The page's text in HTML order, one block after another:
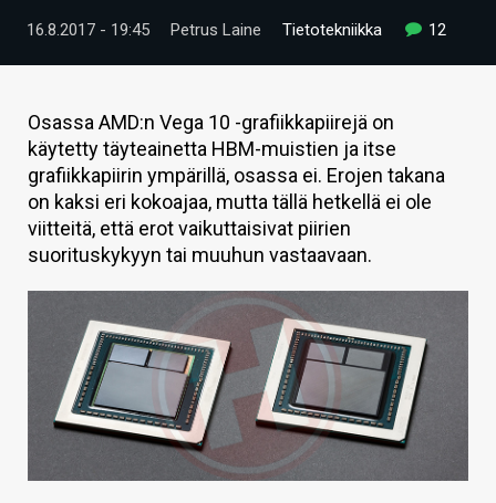
TECHBBS
HINTA.FI
KAUPPA
VAIHDA TEEMA
16.8.2017 - 19:45 Petrus Laine Tietotekniikka 12
Osassa AMD:n Vega 10 -grafiikkapiirejä on
käytetty täyteainetta HBM-muistien ja itse
grafiikkapiirin ympärillä, osassa ei. Erojen takana
on kaksi eri kokoajaa, mutta tällä hetkellä ei ole
viitteitä, että erot vaikuttaisivat piirien
suorituskykyyn tai muuhun vastaavaan.